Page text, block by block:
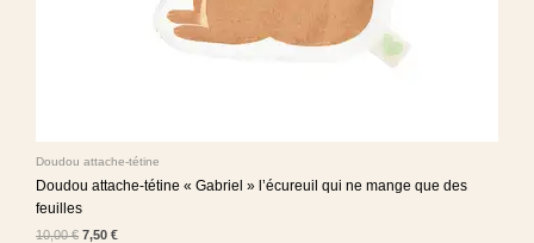
Doudou attache-tétine
Doudou attache-tétine « Gabriel » l’écureuil qui ne mange que des
feuilles
10,00€ 7,50 €